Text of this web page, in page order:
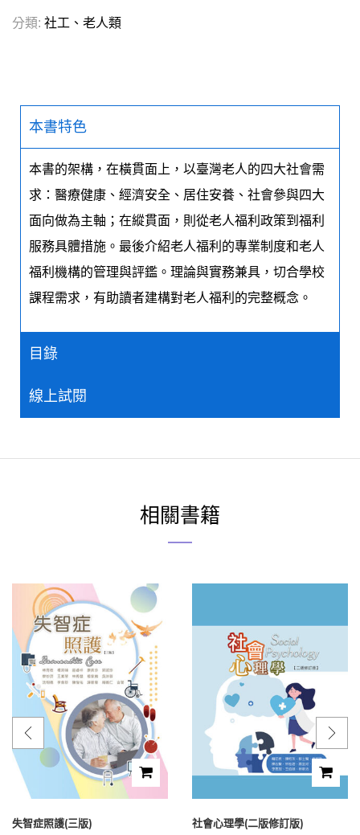
分類: 社工、老人類
本書特色
本書的架構，在橫貫面上，以臺灣老人的四大社會需
求：醫療健康、經濟安全、居住安養、社會參與四大
面向做為主軸；在縱貫面，則從老人福利政策到福利
服務具體措施。最後介紹老人福利的專業制度和老人
福利機構的管理與評鑑。理論與實務兼具，切合學校
課程需求，有助讀者建構對老人福利的完整概念。
目錄
線上試閱
相關書籍
失智症照護(三版) 社會心理學(二版修訂版)